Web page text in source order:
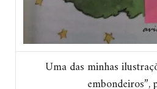
Uma das minhas
embondeiros”,